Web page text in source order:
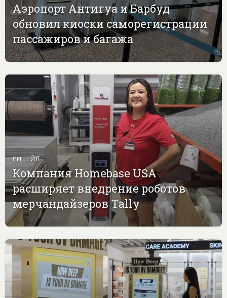
Аэропорт Антигуа и Барбуд
обновил киоски саморегистрации
пассажиров и багажа
РИТЕЙЛ
Компания Homebase USA
расширяет внедрение роботов
мерчандайзеров Tally